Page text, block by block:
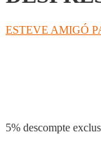
ESTEVE AMIGÓ
5% descompte